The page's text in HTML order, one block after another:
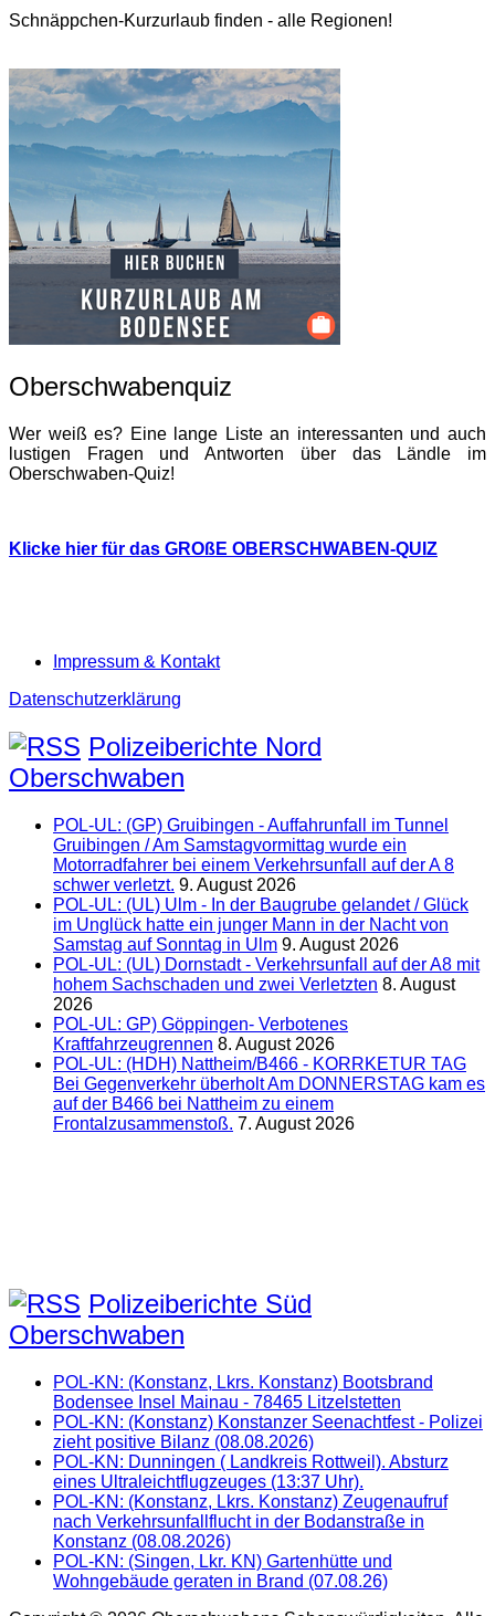
Schnäppchen-Kurzurlaub finden - alle Regionen!
Oberschwabenquiz
Wer weiß es? Eine lange Liste an interessanten und auch
lustigen Fragen und Antworten über das Ländle im
Oberschwaben-Quiz!
Klicke hier für das GROßE OBERSCHWABEN-QUIZ
Impressum & Kontakt
Datenschutzerklärung
Polizeiberichte Nord
Oberschwaben
POL-UL: (GP) Gruibingen - Auffahrunfall im Tunnel
Gruibingen / Am Samstagvormittag wurde ein
Motorradfahrer bei einem Verkehrsunfall auf der A 8
schwer verletzt. 9. August 2026
POL-UL: (UL) Ulm - In der Baugrube gelandet / Glück
im Unglück hatte ein junger Mann in der Nacht von
Samstag auf Sonntag in Ulm 9. August 2026
POL-UL: (UL) Dornstadt - Verkehrsunfall auf der A8 mit
hohem Sachschaden und zwei Verletzten 8. August
2026
POL-UL: GP) Göppingen- Verbotenes
Kraftfahrzeugrennen 8. August 2026
POL-UL: (HDH) Nattheim/B466 - KORRKETUR TAG
Bei Gegenverkehr überholt Am DONNERSTAG kam es
auf der B466 bei Nattheim zu einem
Frontalzusammenstoß. 7. August 2026
Polizeiberichte Süd
Oberschwaben
POL-KN: (Konstanz, Lkrs. Konstanz) Bootsbrand
Bodensee Insel Mainau - 78465 Litzelstetten
POL-KN: (Konstanz) Konstanzer Seenachtfest - Polizei
zieht positive Bilanz (08.08.2026)
POL-KN: Dunningen ( Landkreis Rottweil). Absturz
eines Ultraleichtflugzeuges (13:37 Uhr).
POL-KN: (Konstanz, Lkrs. Konstanz) Zeugenaufruf
nach Verkehrsunfallflucht in der Bodanstraße in
Konstanz (08.08.2026)
POL-KN: (Singen, Lkr. KN) Gartenhütte und
Wohngebäude geraten in Brand (07.08.26)